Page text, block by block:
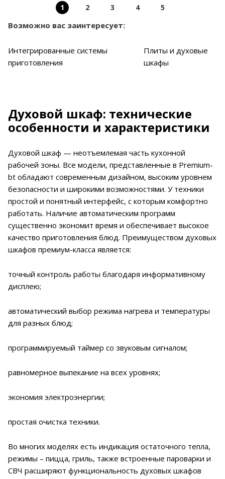
1 2 3 4 5
Возможно вас заинтересует:
Интегрированные системы
приготовления
Плиты и духовые
шкафы
Духовой шкаф: технические
особенности и характеристики
Духовой шкаф — неотъемлемая часть кухонной
рабочей зоны. Все модели, представленные в Premium-
bt обладают современным дизайном, высоким уровнем
безопасности и широкими возможностями. У техники
простой и понятный интерфейс, с которым комфортно
работать. Наличие автоматическим программ
существенно экономит время и обеспечивает высокое
качество приготовления блюд. Преимуществом духовых
шкафов премиум-класса является:
точный контроль работы благодаря информативному
дисплею;
автоматический выбор режима нагрева и температуры
для разных блюд;
программируемый таймер со звуковым сигналом;
равномерное выпекание на всех уровнях;
экономия электроэнергии;
простая очистка техники.
Во многих моделях есть индикация остаточного тепла,
режимы – пицца, гриль, также встроенные пароварки и
СВЧ расширяют функциональность духовых шкафов